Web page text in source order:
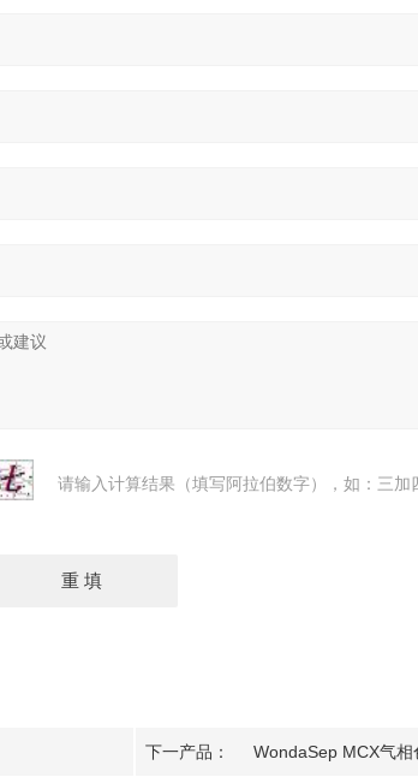
请输入计算结果（填写阿拉伯数字），如：三加
下一产品： WondaSep MCX气相